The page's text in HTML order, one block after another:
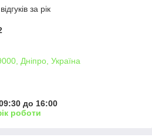
за рік
Дніпро, Україна
до 16:00
роботи